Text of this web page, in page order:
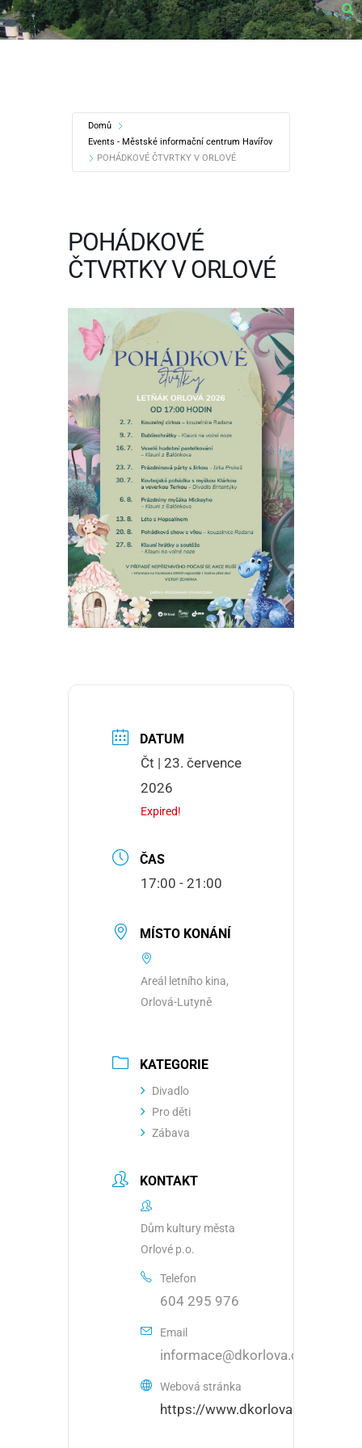
Domů
Events - Městské informační centrum Havířov
POHÁDKOVÉ ČTVRTKY V ORLOVÉ
POHÁDKOVÉ
ČTVRTKY V ORLOVÉ
DATUM
Čt | 23. července
2026
Expired!
ČAS
17:00 - 21:00
MÍSTO KONÁNÍ
Areál letního kina,
Orlová-Lutyně
KATEGORIE
Divadlo
Pro děti
Zábava
KONTAKT
Dům kultury města
Orlové p.o.
Telefon
604 295 976
Email
informace@dkorlova.cz
Webová stránka
https://www.dkorlova.cz/